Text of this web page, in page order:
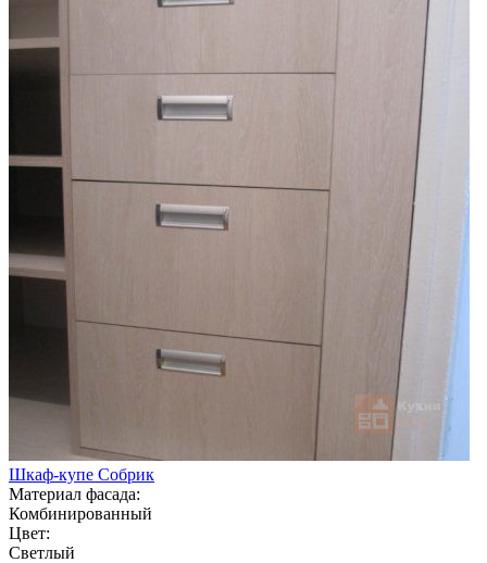
Шкаф-купе Собрик
Материал фасада:
Комбинированный
Цвет:
Светлый